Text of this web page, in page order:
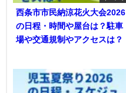
西条市市民納涼花火大会2026
の日程・時間や屋台は？駐車
場や交通規制やアクセスは？